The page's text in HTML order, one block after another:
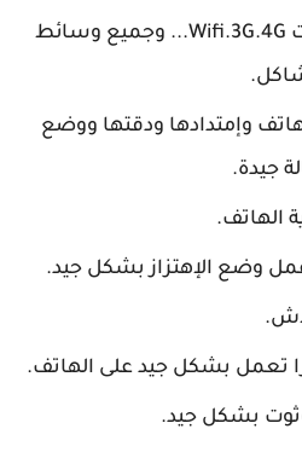
التأكد من أن الأنترنت Wifi.3G.4G... وجميع وسائط
وإمتدادها ودقتها ووضع
جيدة.
الهاتف.
وضع الإهتزاز بشكل جيد.
تعمل بشكل جيد على الهاتف.
بشكل جيد.